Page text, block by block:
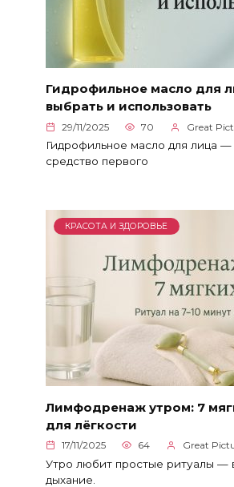
Гидрофильное масло для
выбрать и использовать
29/11/2025 70 Great
Гидрофильное масло для лица —
средство первого
КРАСОТА И ЗДОРОВЬЕ
Лимфодренаж утром: 7
для лёгкости
17/11/2025 64 Great
Утро любит простые ритуалы —
дыхание.